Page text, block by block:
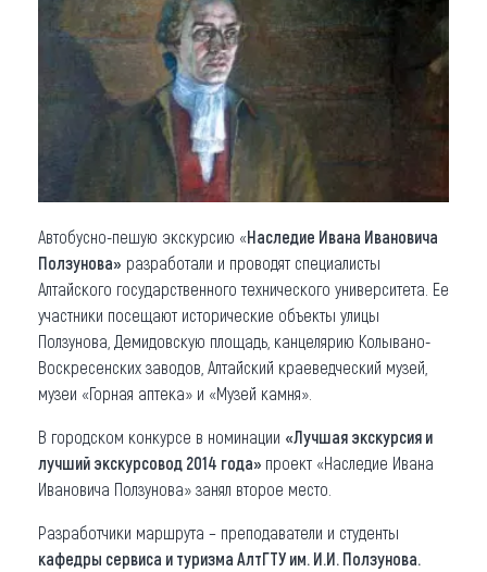
Что привезти (сувениры)
О регионе
Коллекция впечатлений
Другие рубрики
Автобусно-пешую экскурсию «Наследие Ивана Ивановича
Ползунова» разработали и проводят специалисты
Алтайского государственного технического университета. Ее
участники посещают исторические объекты улицы
Ползунова, Демидовскую площадь, канцелярию Колывано-
Воскресенских заводов, Алтайский краеведческий музей,
музеи «Горная аптека» и «Музей камня».
В городском конкурсе в номинации «Лучшая экскурсия и
лучший экскурсовод 2014 года» проект «Наследие Ивана
Ивановича Ползунова» занял второе место.
Разработчики маршрута – преподаватели и студенты
кафедры сервиса и туризма АлтГТУ им. И.И. Ползунова.